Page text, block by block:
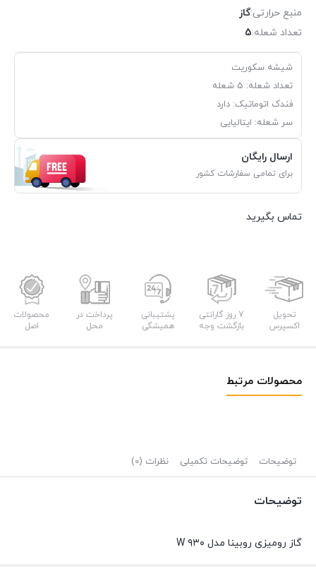
منبع حرارتی:گاز
تعداد شعله:5
شیشه سکوریت
تعداد شعله: 5 شعله
فندک اتوماتیک: دارد
سر شعله: ایتالیایی
ارسال رایگان
برای تمامی سفارشات کشور
تماس بگیرید
تحویل
اکسپرس
7 روز گارانتی
بازگشت وجه
پشتیبانی
همیشگی
پرداخت در
محل
محصولات
اصل
محصولات مرتبط
توضیحات توضیحات تکمیلی نظرات (0)
توضیحات
گاز رومیزی روبینا مدل ۹۳۰ W